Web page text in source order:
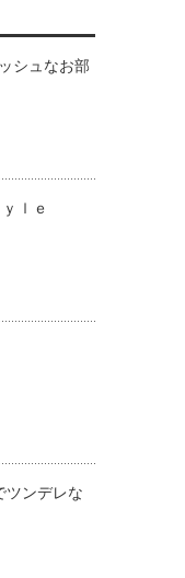
シュなお部
ｌｅ
ツンデレな